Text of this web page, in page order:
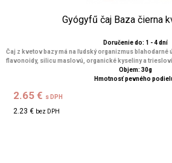
Gyógyfű čaj Baza čierna
Doručenie do: 1 - 4 dní
Čaj z kvetov bazy má na ľudský organizmus blahodarné
flavonoidy, silicu maslovú, organické kyseliny a
Objem: 30g
Hmotnosť pevného
2.65 € s DPH
2.23 € bez DPH